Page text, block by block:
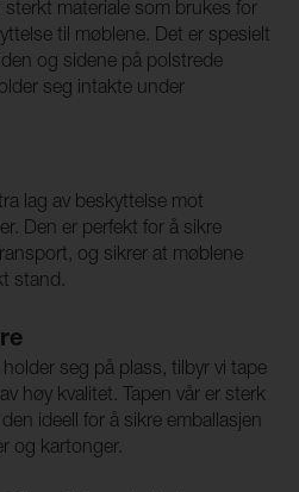
materiale som brukes for
til møblene. Det er spesielt
og sidene på polstrede
seg intakte under
lag av beskyttelse mot
Den er perfekt for å sikre
og sikrer at møblene
stand.
seg på plass, tilbyr vi tape
høy kvalitet. Tapen vår er sterk
ideell for å sikre emballasjen
og kartonger.